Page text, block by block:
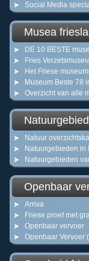
Social Media
Musea
DE 10 BESTE
Fries
Het Friese
Museum Beste 78
Overzicht van alle
Natuur
Natuurgebieden in
Natuurgebieden
Openbaar
Arriva
Friese proef met
Openbaar vervoer
Openbaar Vervoer